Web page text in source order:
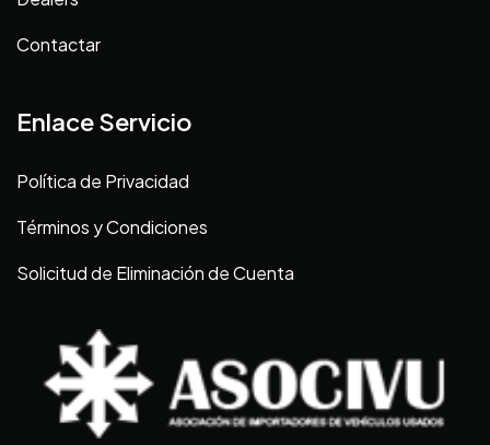
Contactar
Enlace Servicio
Política de Privacidad
Términos y Condiciones
Solicitud de Eliminación de Cuenta